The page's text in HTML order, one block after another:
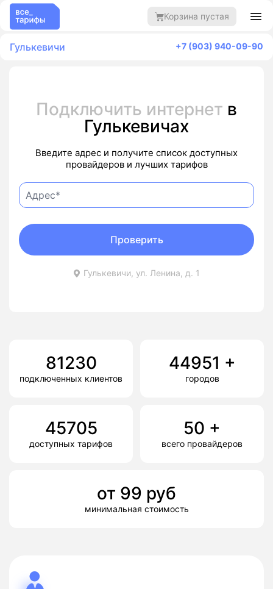
Корзина пустая
Гулькевичи +7 (903) 940-09-90
Подключить интернет в
Гулькевичах
Введите адрес и получите список доступных
провайдеров и лучших тарифов
Гулькевичи, ул. Ленина, д. 1
Проверить
81230
подключенных клиентов
44951 +
городов
45705
доступных тарифов
50 +
всего провайдеров
от 99 руб
минимальная стоимость